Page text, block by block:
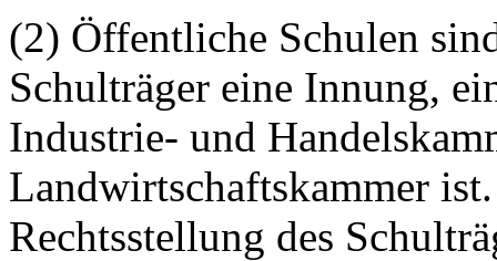
(2) Öffentliche Schulen
Schulträger eine Innung,
Industrie- und
Landwirtschaftskammer
Rechtsstellung des